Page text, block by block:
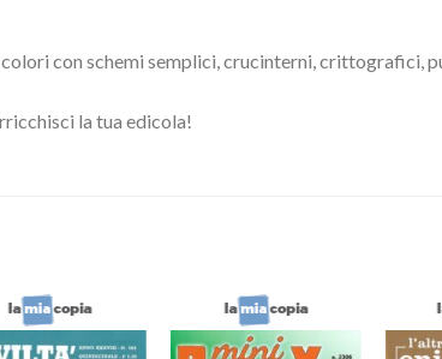
con schemi semplici, crucinterni, crittografici,
la tua edicola!